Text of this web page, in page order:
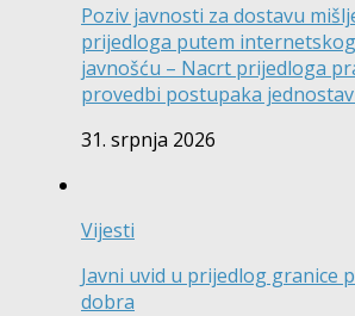
Poziv javnosti za dostavu
prijedloga putem
javnošću – Nacrt prijedloga
provedbi postupaka
31. srpnja 2026
Vijesti
Javni uvid u prijedlog granice
dobra